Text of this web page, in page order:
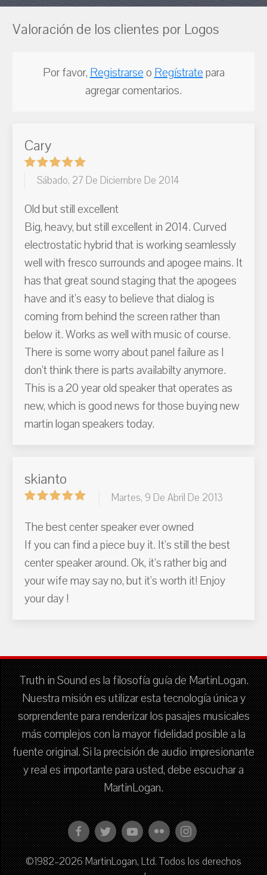
Valoración de los clientes por Logos
Por favor, Registrarseo Regístratepara
agregar comentarios.
Cary
Sábado, 27 De Diciembre De 2014
Old but still excellent
Big, heavy, but still excellent in 2014. Curved
electrostatic hybrid that is working seamlessly
well with fresco surrounds and apogee mains. It
has that great sound staging that the apogees
have and it's easy to believe that dialog is
coming from behind the screen rather than
below it. Works as well with music of course.
There is some worry about panel failure as I
don't think there is parts availabilty anymore.
This is a 20 year old speaker that operates as
new, which is good news for those buying new
martin logan speakers today.
skianto
Martes, 9 De Abril De 2013
The best center speaker ever owned
If you can find a piece buy it. It's still the best
center speaker around. Ok, it's rather big and
your wife may say no, but it's worth it! Enjoy
your day !
Truth in Sound es la filosofía guía de MartinLogan.
Nuestra misión es utilizar esta tecnología única y
sorprendente para renderizar los pasajes musicales
más complejos con la mayor fidelidad posible a la
fuente original. Si la precisión de audio impresionante
y real es importante para usted, debe escuchar a
MartinLogan.
©1982–2026 MartinLogan, Ltd. Todos los derechos